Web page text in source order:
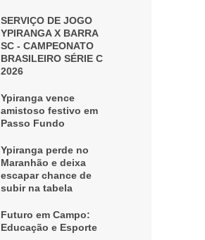
SERVIÇO DE JOGO
YPIRANGA X BARRA
SC - CAMPEONATO
BRASILEIRO SÉRIE C
2026
Ypiranga vence
amistoso festivo em
Passo Fundo
Ypiranga perde no
Maranhão e deixa
escapar chance de
subir na tabela
Futuro em Campo:
Educação e Esporte